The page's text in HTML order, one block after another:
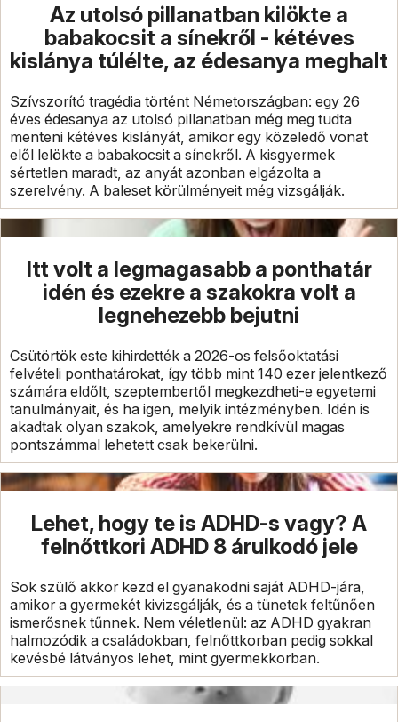
Az utolsó pillanatban kilökte a
babakocsit a sínekről - kétéves
kislánya túlélte, az édesanya meghalt
Szívszorító tragédia történt Németországban: egy 26
éves édesanya az utolsó pillanatban még meg tudta
menteni kétéves kislányát, amikor egy közeledő vonat
elől lelökte a babakocsit a sínekről. A kisgyermek
sértetlen maradt, az anyát azonban elgázolta a
szerelvény. A baleset körülményeit még vizsgálják.
Itt volt a legmagasabb a ponthatár
idén és ezekre a szakokra volt a
legnehezebb bejutni
Csütörtök este kihirdették a 2026-os felsőoktatási
felvételi ponthatárokat, így több mint 140 ezer jelentkező
számára eldőlt, szeptembertől megkezdheti-e egyetemi
tanulmányait, és ha igen, melyik intézményben. Idén is
akadtak olyan szakok, amelyekre rendkívül magas
pontszámmal lehetett csak bekerülni.
Lehet, hogy te is ADHD-s vagy? A
felnőttkori ADHD 8 árulkodó jele
Sok szülő akkor kezd el gyanakodni saját ADHD-jára,
amikor a gyermekét kivizsgálják, és a tünetek feltűnően
ismerősnek tűnnek. Nem véletlenül: az ADHD gyakran
halmozódik a családokban, felnőttkorban pedig sokkal
kevésbé látványos lehet, mint gyermekkorban.